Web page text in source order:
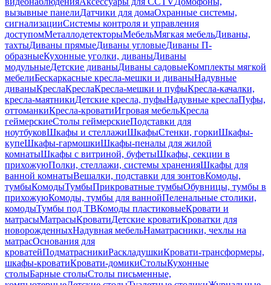
вызывные панелиДатчики для домаОхранные системы,
сигнализацииСистемы контроля и управления
доступомМеталлодетекторыМебельМягкая мебельДиваны,
тахтыДиваны прямыеДиваны угловыеДиваны П-
образныеКухонные уголки, диваныДиваны
модульныеДетские диваныДиваны садовыеКомплекты мягкой
мебелиБескаркасные кресла-мешки и диваныНадувные
диваныКреслаКреслаКресла-мешки и пуфыКресла-качалки,
кресла-маятникиДетские кресла, пуфыНадувные креслаПуфы,
оттоманкиКресла-кроватиИгровая мебельКресла
геймерскиеСтолы геймерскиеПодставки для
ноутбуковШкафы и стеллажиШкафыСтенки, горкиШкафы-
купеШкафы-гармошкиШкафы-пеналы для жилой
комнатыШкафы с витриной, буфетыШкафы, секции в
прихожуюПолки, стеллажи, системы храненияШкафы для
ванной комнатыВешалки, подставки для зонтовКомоды,
тумбыКомодыТумбыПрикроватные тумбыОбувницы, тумбы в
прихожуюКомоды, тумбы для ваннойПеленальные столики,
комодыТумбы под ТВКомоды пластиковыеКровати и
матрасыМатрасыКроватиДетские кроватиКроватки для
новорожденныхНадувная мебельНаматрасники, чехлы на
матрасОснования для
кроватейПодматрасникиРаскладушкиКровати-трансформеры,
шкафы-кроватиКровати-домикиСтолыКухонные
столыБарные столыСтолы письменные,